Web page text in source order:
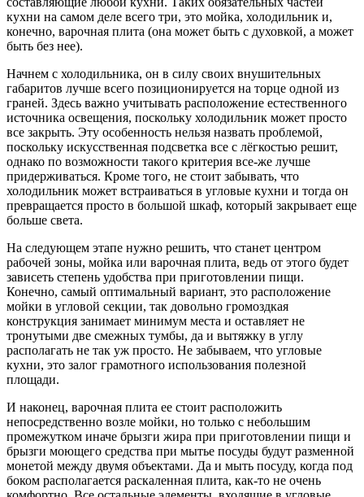
кухни на самом деле всего три, это мойка, холодильник и,
конечно, варочная плита (она может быть с духовкой, а может
быть без нее).
Начнем с холодильника, он в силу своих внушительных
габаритов лучше всего позиционируется на торце одной из
граней. Здесь важно учитывать расположение естественного
источника освещения, поскольку холодильник может просто
все закрыть. Эту особенность нельзя назвать проблемой,
поскольку искусственная подсветка все с лёгкостью решит,
однако по возможности такого критерия все-же лучше
придерживаться. Кроме того, не стоит забывать, что
холодильник может встраиваться в угловые кухни и тогда он
превращается просто в большой шкаф, который закрывает еще
больше света.
На следующем этапе нужно решить, что станет центром
рабочей зоны, мойка или варочная плита, ведь от этого будет
зависеть степень удобства при приготовлении пищи.
Конечно, самый оптимальный вариант, это расположение
мойки в угловой секции, так довольно громоздкая
конструкция занимает минимум места и оставляет не
тронутыми две смежных тумбы, да и вытяжку в углу
располагать не так уж просто. Не забываем, что угловые
кухни, это залог грамотного использования полезной
площади.
И наконец, варочная плита ее стоит расположить
непосредственно возле мойки, но только с небольшим
промежутком иначе брызги жира при приготовлении пищи и
брызги моющего средства при мытье посуды будут разменной
монетой между двумя объектами. Да и мыть посуду, когда под
боком располагается раскаленная плита, как-то не очень